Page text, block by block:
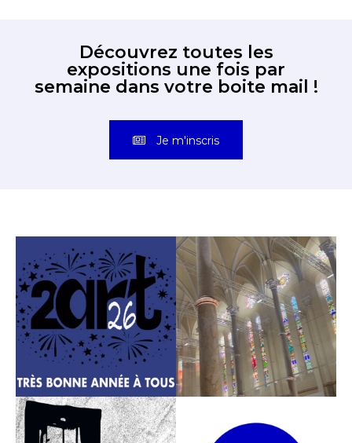
Découvrez toutes les
expositions une fois par
semaine dans votre boite mail !
Je m'inscris